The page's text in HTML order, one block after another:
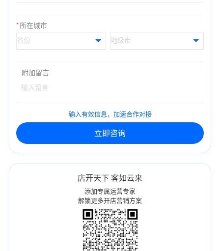
*所在城市
附加留言
输入有效信息，加速合作对接
立即咨询
店开天下 客如云来
添加专属运营专家
解锁更多开店营销方案